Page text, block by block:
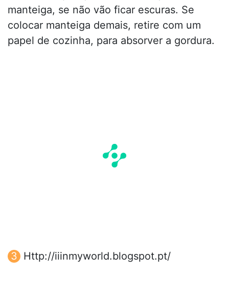
manteiga, se não vão ficar escuras. Se
colocar manteiga demais, retire com um
papel de cozinha, para absorver a gordura.
Http://iiinmyworld.blogspot.pt/